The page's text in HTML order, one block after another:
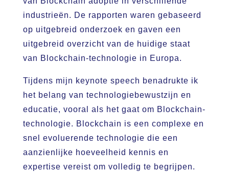
industrieën. De rapporten waren gebaseerd
op uitgebreid onderzoek en gaven een
uitgebreid overzicht van de huidige staat
van Blockchain-technologie in Europa.
Tijdens mijn keynote speech benadrukte ik
het belang van technologiebewustzijn en
educatie, vooral als het gaat om Blockchain-
technologie. Blockchain is een complexe en
snel evoluerende technologie die een
aanzienlijke hoeveelheid kennis en
expertise vereist om volledig te begrijpen.